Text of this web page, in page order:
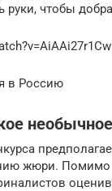
руки, чтобы
в Россию
жюри. Помимо